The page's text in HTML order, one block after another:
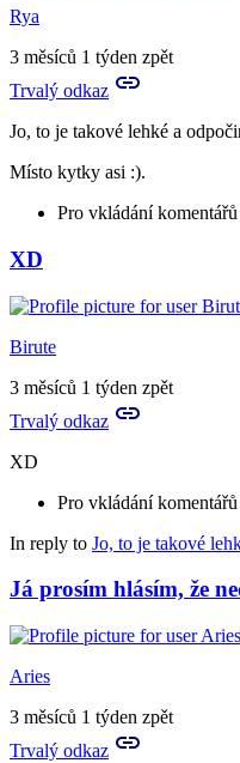
Rya
3 měsíců 1 týden zpět
Trvalý odkaz
Jo, to je takové lehké a
Místo kytky asi :).
Pro vkládání komentářů
XD
Birute
3 měsíců 1 týden zpět
Trvalý odkaz
XD
Pro vkládání komentářů
In reply to Jo, to je takové
Já prosím hlásím, že
Aries
3 měsíců 1 týden zpět
Trvalý odkaz